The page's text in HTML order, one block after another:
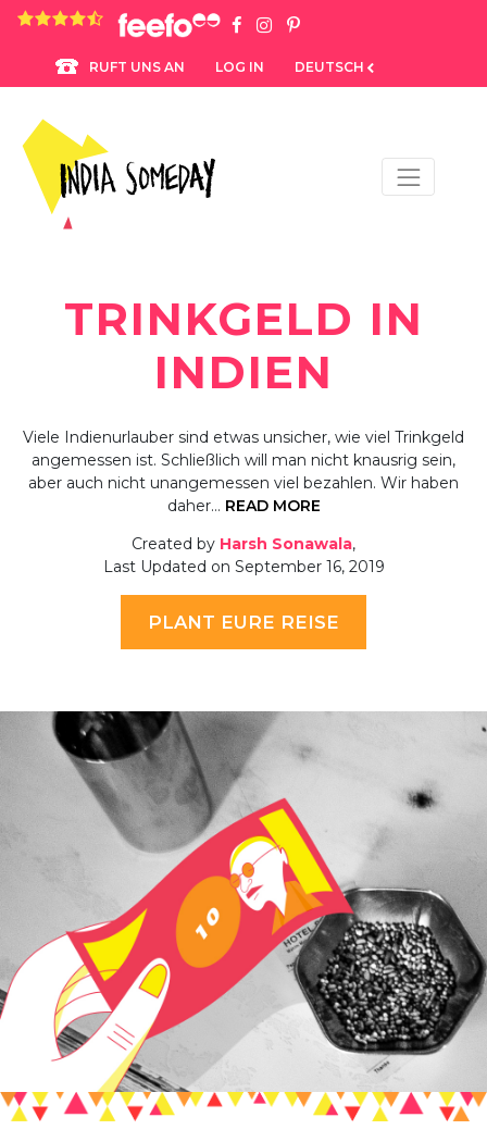
4.8 rating based on 1,234 ratings
RUFT UNS AN LOG IN DEUTSCH
TRINKGELD IN
INDIEN
Viele Indienurlauber sind etwas unsicher, wie viel Trinkgeld
angemessen ist. Schließlich will man nicht knausrig sein,
aber auch nicht unangemessen viel bezahlen. Wir haben
daher… READ MORE
Created by Harsh Sonawala,
Last Updated on September 16, 2019
PLANT EURE REISE